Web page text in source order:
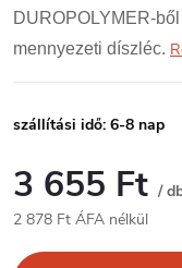
DUROPOLYMER-
mennyezeti díszléc.
szállítási idő: 6-8 nap
3 655 Ft /
2 878 Ft ÁFA nélkül